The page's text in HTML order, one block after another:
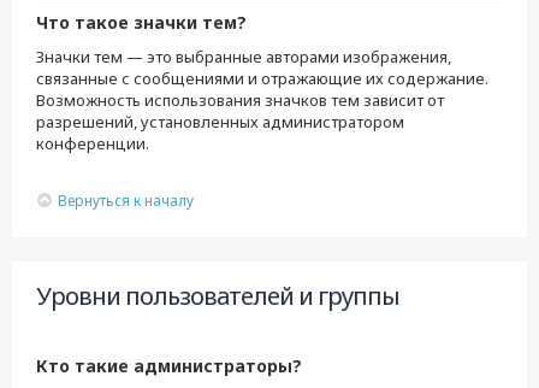
Что такое значки тем?
Значки тем — это выбранные авторами изображения,
связанные с сообщениями и отражающие их содержание.
Возможность использования значков тем зависит от
разрешений, установленных администратором
конференции.
Вернуться к началу
Уровни пользователей и группы
Кто такие администраторы?